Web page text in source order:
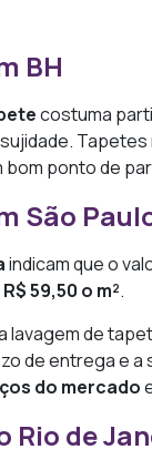
BH
costuma
ponto de
São
indicam que o
59,50 o m².
lavagem de
de entrega e
do mercado
Rio de